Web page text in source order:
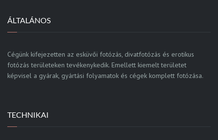
ÁLTALÁNOS
Cégünk kifejezetten az esküvői fotózás, divatfotózás és erotikus
fotózás területeken tevékenykedik. Emellett kiemelt területet
képvisel a gyárak, gyártási folyamatok és cégek komplett fotózása.
TECHNIKAI